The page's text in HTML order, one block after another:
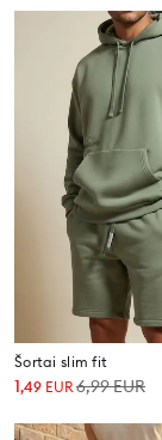
Šortai slim fit
1,49 EUR 6,99EUR